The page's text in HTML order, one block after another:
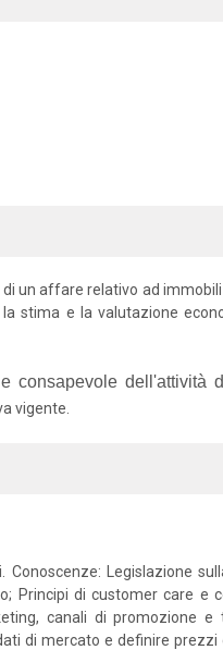
un affare relativo ad
stima e la valutazione
consapevole dell'attività
vigente.
Legislazione
di customer care e
canali di promozione e
di mercato e definire prezzi